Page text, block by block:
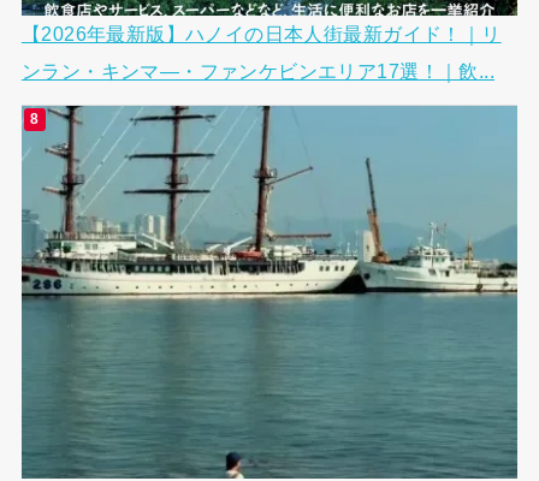
【2026年最新版】ハノイの日本人街最新ガイド！｜リ
ンラン・キンマ―・ファンケビンエリア17選！｜飲...